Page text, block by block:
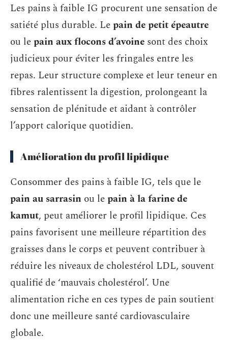
Les pains à faible IG procurent une sensation de
satiété plus durable. Lepain de petit épeautre
ou lepain aux flocons d’avoine sont des choix
judicieux pour éviter les fringales entre les
repas. Leur structure complexe et leur teneur en
fibres ralentissent la digestion, prolongeant la
sensation de plénitude et aidant à contrôler
l’apport calorique quotidien.
Amélioration du profil lipidique
Consommer des pains à faible IG, tels que le
pain au sarrasin ou lepain à la farine de
kamut, peut améliorer le profil lipidique. Ces
pains favorisent une meilleure répartition des
graisses dans le corps et peuvent contribuer à
réduire les niveaux de cholestérol LDL, souvent
qualifié de ‘mauvais cholestérol’. Une
alimentation riche en ces types de pain soutient
donc une meilleure santé cardiovasculaire
globale.